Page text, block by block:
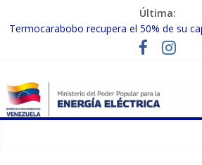
Última:
Termocarabobo recupera el 50% de su
MPPEE avanza en la recuperación de
Gobierno Nacional coordina acciones con
fortalecer el SEN ante el «Súper Niño»
Inspeccionan trabajos de rehabilitación